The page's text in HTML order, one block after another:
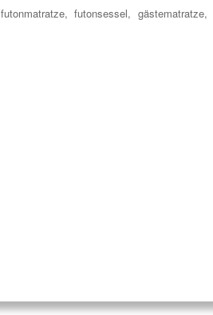
futonmatratze,futonsessel, gästematratze,